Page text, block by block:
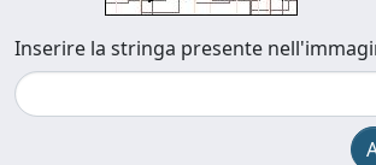
Inserire la stringa presente